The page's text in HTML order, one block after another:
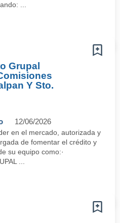
...
Grupal
Y Sto.
12/06/2026
en el mercado, autorizada y
de fomentar el crédito y
su equipo como:·
...